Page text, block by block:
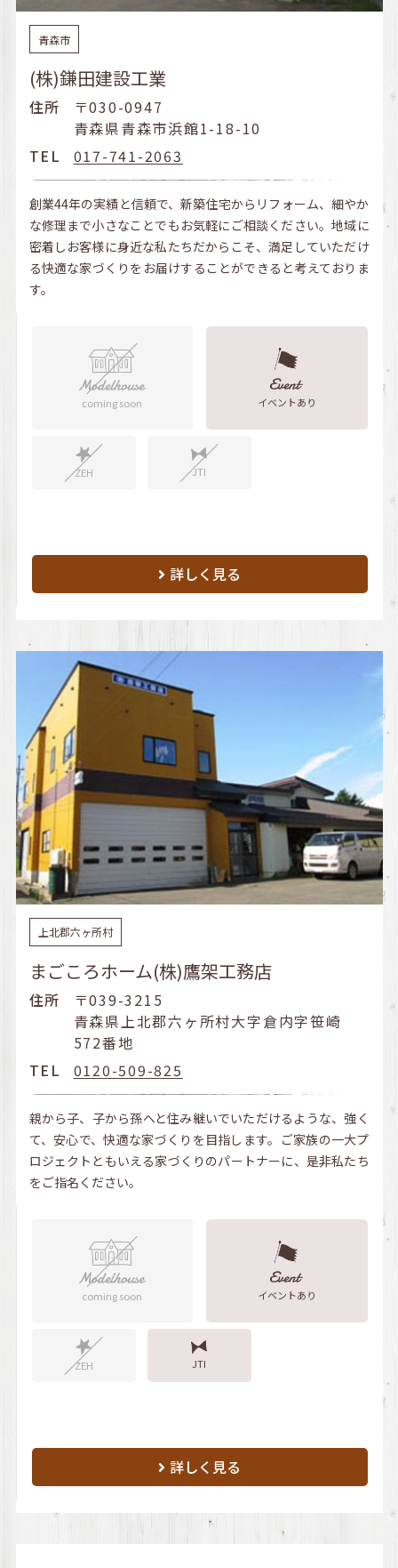
青森市
(株)鎌田建設工業
住所
〒030-0947
青森県青森市浜館1-18-10
TEL
017-741-2063
創業44年の実績と信頼で、新築住宅からリフォーム、細やか
な修理まで小さなことでもお気軽にご相談ください。地域に
密着しお客様に身近な私たちだからこそ、満足していただけ
る快適な家づくりをお届けすることができると考えておりま
す。
coming soon イベントあり
ZEH JTI
詳しく見る
上北郡六ヶ所村
まごころホーム(株)鷹架工務店
住所
〒039-3215
青森県上北郡六ヶ所村大字倉内字笹崎
572番地
TEL
0120-509-825
親から子、子から孫へと住み継いでいただけるような、強く
て、安心で、快適な家づくりを目指します。ご家族の一大プ
ロジェクトともいえる家づくりのパートナーに、是非私たち
をご指名ください。
coming soon イベントあり
ZEH JTI
詳しく見る